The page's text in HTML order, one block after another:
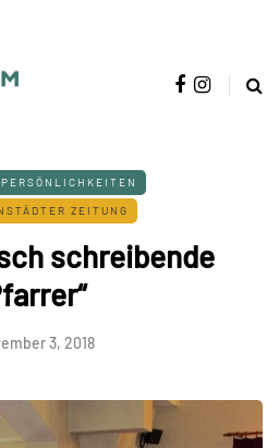
PERSÖNLICHKEITEN
ZEITUNG
schreibende
3, 2018